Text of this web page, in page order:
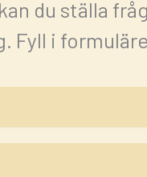
du ställa
Fyll i